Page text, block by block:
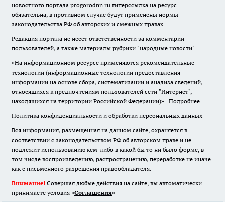
новостного портала progorodnn.ru гиперссылка на ресурс
обязательна, в противном случае будут применены нормы
законодательства РФ об авторских и смежных правах.
Редакция портала не несет ответственности за комментарии
пользователей, а также материалы рубрики "народные новости".
«На информационном ресурсе применяются рекомендательные
технологии (информационные технологии предоставления
информации на основе сбора, систематизации и анализа сведений,
относящихся к предпочтениям пользователей сети "Интернет",
находящихся на территории Российской Федерации)». Подробнее
Политика конфиденциальности и обработки персональных данных
Вся информация, размещенная на данном сайте, охраняется в
соответствии с законодательством РФ об авторском праве и не
подлежит использованию кем-либо в какой бы то ни было форме, в
том числе воспроизведению, распространению, переработке не иначе
как с письменного разрешения правообладателя.
Внимание! Совершая любые действия на сайте, вы автоматически
принимаете условия «Cоглашения»